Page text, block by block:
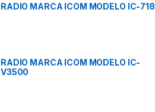
RADIO MARCA ICOM MODELO IC-718
RADIO MARCA ICOM MODELO IC-
V3500